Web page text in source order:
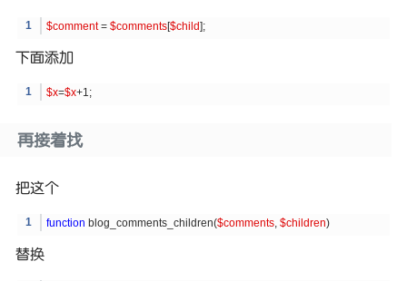
$comment=$comments[$child];
下面添加
$x=$x+1;
再接着找
把这个
function blog_comments_children($comments ,$children)
替换